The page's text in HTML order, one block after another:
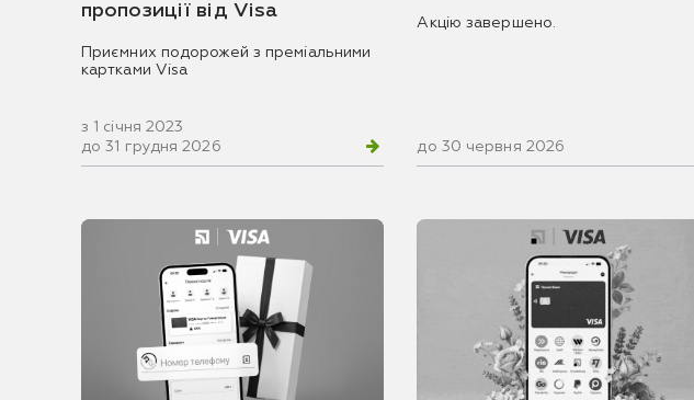
пропозиції від Visa
Приємних подорожей з преміальними
картками Visa
з 1 січня 2023
до 31 грудня 2026
Акцію завершено.
до 30 червня 2026